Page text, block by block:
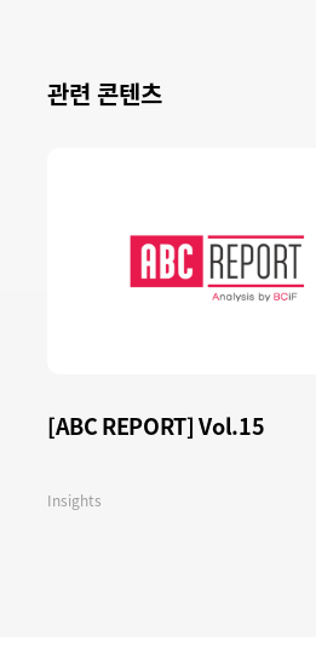
관련 콘텐츠
[ABC REPORT] Vol.15
Insights